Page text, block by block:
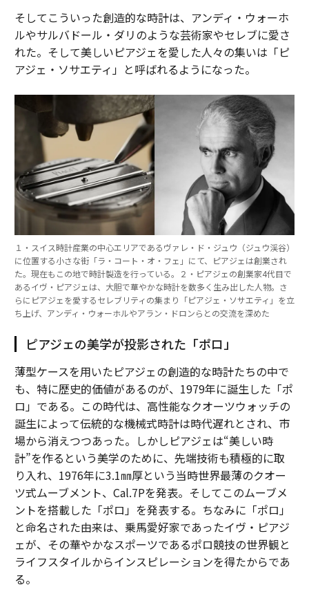
関連記事
伊勢の「おにぎりせんべい」で地方DX革命を見た
デビッド・ベッカムのビジネス帝国──名声を1500億円超の資産に変えた
AI人員削減という名の「戦略なき決断」
Netflixの広告付きプラン、視聴者2億5000万人で「世界有数の国」並みに
会議がまとまらない職場の共通点 半数以上が挙げた会議への不満とは
タグ： サステナビリティ/持続可能性 ビジネス開発
そしてこういった創造的な時計は、アンディ・ウォーホ
ルやサルバドール・ダリのような芸術家やセレブに愛さ
れた。そして美しいピアジェを愛した人々の集いは「ピ
アジェ・ソサエティ」と呼ばれるようになった。
１・スイス時計産業の中心エリアであるヴァレ・ド・ジュウ（ジュウ渓谷）
に位置する小さな街「ラ・コート・オ・フェ」にて、ピアジェは創業され
た。現在もこの地で時計製造を行っている。２・ピアジェの創業家4代目で
あるイヴ・ピアジェは、大胆で華やかな時計を数多く生み出した人物。さ
らにピアジェを愛するセレブリティの集まり「ピアジェ・ソサエティ」を立
ち上げ、アンディ・ウォーホルやアラン・ドロンらとの交流を深めた
ピアジェの美学が投影された「ポロ」
薄型ケースを用いたピアジェの創造的な時計たちの中で
も、特に歴史的価値があるのが、1979年に誕生した「ポ
ロ」である。この時代は、高性能なクオーツウォッチの
誕生によって伝統的な機械式時計は時代遅れとされ、市
場から消えつつあった。しかしピアジェは“美しい時
計”を作るという美学のために、先端技術も積極的に取
り入れ、1976年に3.1㎜厚という当時世界最薄のクオー
ツ式ムーブメント、Cal.7Pを発表。そしてこのムーブメ
ントを搭載した「ポロ」を発表する。ちなみに「ポロ」
と命名された由来は、乗馬愛好家であったイヴ・ピアジ
ェが、その華やかなスポーツであるポロ競技の世界観と
ライフスタイルからインスピレーションを得たからであ
る。